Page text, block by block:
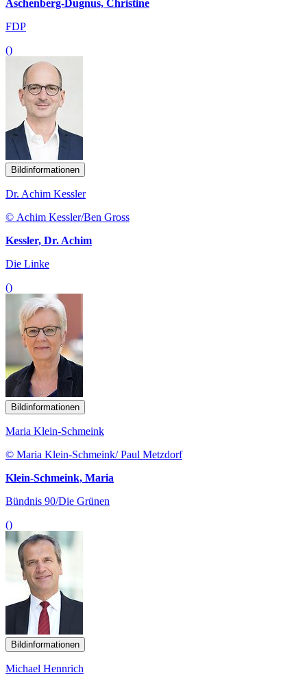
Aschenberg-Dugnus, Christine
FDP
()
Bildinformationen
Dr. Achim Kessler
© Achim Kessler/Ben Gross
Kessler, Dr. Achim
Die Linke
()
Bildinformationen
Maria Klein-Schmeink
© Maria Klein-Schmeink/ Paul Metzdorf
Klein-Schmeink, Maria
Bündnis 90/Die Grünen
()
Bildinformationen
Michael Hennrich